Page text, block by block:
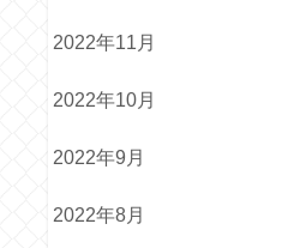
2022年11月
2022年10月
2022年9月
2022年8月